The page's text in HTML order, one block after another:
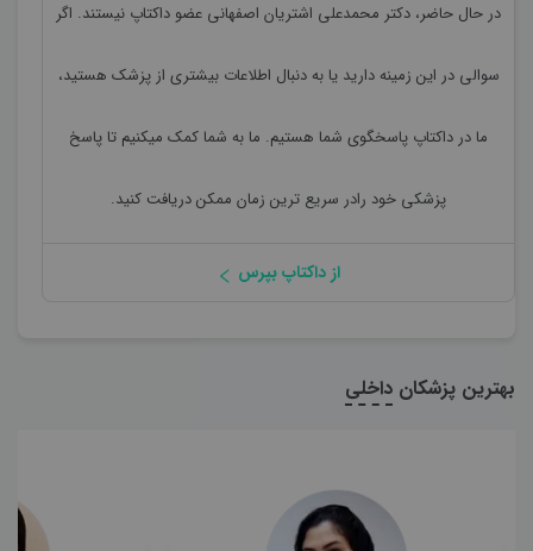
در حال حاضر، دکتر محمدعلی اشتریان اصفهانی عضو داکتاپ نیستند. اگر
سوالی در این زمینه دارید یا به دنبال اطلاعات بیشتری از پزشک هستید،
ما در داکتاپ پاسخگوی شما هستیم. ما به شما کمک میکنیم تا پاسخ
پزشکی خود رادر سریع ترین زمان ممکن دریافت کنید.
از داکتاپ بپرس
بهترین پزشکان داخلی